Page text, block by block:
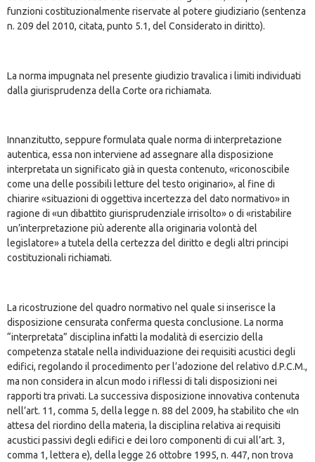
funzioni costituzionalmente riservate al potere giudiziario (sentenza
n. 209 del 2010, citata, punto 5.1, del Considerato in diritto).
La norma impugnata nel presente giudizio travalica i limiti individuati
dalla giurisprudenza della Corte ora richiamata.
Innanzitutto, seppure formulata quale norma di interpretazione
autentica, essa non interviene ad assegnare alla disposizione
interpretata un significato già in questa contenuto, «riconoscibile
come una delle possibili letture del testo originario», al fine di
chiarire «situazioni di oggettiva incertezza del dato normativo» in
ragione di «un dibattito giurisprudenziale irrisolto» o di «ristabilire
un’interpretazione più aderente alla originaria volontà del
legislatore» a tutela della certezza del diritto e degli altri principi
costituzionali richiamati.
La ricostruzione del quadro normativo nel quale si inserisce la
disposizione censurata conferma questa conclusione. La norma
“interpretata” disciplina infatti la modalità di esercizio della
competenza statale nella individuazione dei requisiti acustici degli
edifici, regolando il procedimento per l’adozione del relativo d.P.C.M.,
ma non considera in alcun modo i riflessi di tali disposizioni nei
rapporti tra privati. La successiva disposizione innovativa contenuta
nell’art. 11, comma 5, della legge n. 88 del 2009, ha stabilito che «In
attesa del riordino della materia, la disciplina relativa ai requisiti
acustici passivi degli edifici e dei loro componenti di cui all’art. 3,
comma 1, lettera e), della legge 26 ottobre 1995, n. 447, non trova